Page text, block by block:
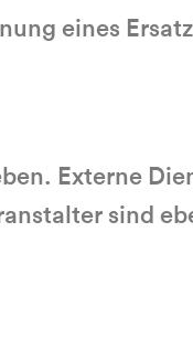
eines
Externe
sind